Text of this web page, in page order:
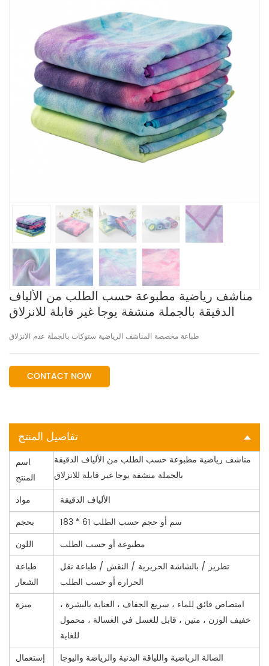
مناشف رياضية مطبوعة حسب الطلب من الألياف
الدقيقة بالجملة منشفة يوجا غير قابلة للانزلاق
طباعة مخصصة المناشف الرياضية ستوكات بالجملة عدم الانزلاق
CONTACT NOW
تفاصيل المنتج
اسم
المنتج
مناشف رياضية مطبوعة حسب الطلب من الألياف الدقيقة
بالجملة منشفة يوجا غير قابلة للانزلاق
مواد
الألياف الدقيقة
بحجم
183 * 61 سم أو حجم حسب الطلب
اللون
مطبوعة أو حسب الطلب
طباعة
الشعار
تطريز / بالشاشة الحريرية / النقش / طباعة نقل
الحرارة أو حسب الطلب
ميزة
امتصاص فائق للماء ، سريع الجفاف ، العناية بالبشرة ،
خفيف الوزن ، متين ، قابل للغسل في الغسالة ، محمول
للغاية
إستعمال
الصالة الرياضية واللياقة البدنية والرياضة واليوجا